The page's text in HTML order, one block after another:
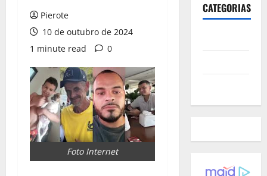
Pierote
10 de outubro de 2024
1 minute read
0
Foto Internet
CATEGORIAS